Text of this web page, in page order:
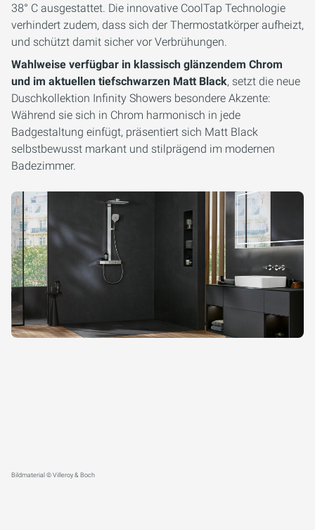
38° C ausgestattet. Die innovative CoolTap Technologie
verhindert zudem, dass sich der Thermostatkörper aufheizt,
und schützt damit sicher vor Verbrühungen.
Wahlweise verfügbar in klassisch glänzendem Chrom
und im aktuellen tiefschwarzen Matt Black, setzt die neue
Duschkollektion Infinity Showers besondere Akzente:
Während sie sich in Chrom harmonisch in jede
Badgestaltung einfügt, präsentiert sich Matt Black
selbstbewusst markant und stilprägend im modernen
Badezimmer.
Bildmaterial © Villeroy & Boch